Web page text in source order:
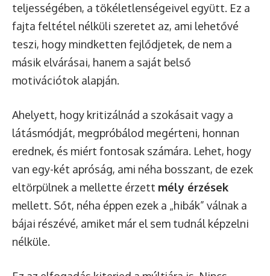
teljességében, a tökéletlenségeivel együtt. Ez a
fajta feltétel nélküli szeretet az, ami lehetővé
teszi, hogy mindketten fejlődjetek, de nem a
másik elvárásai, hanem a saját belső
motivációtok alapján.
Ahelyett, hogy kritizálnád a szokásait vagy a
látásmódját, megpróbálod megérteni, honnan
erednek, és miért fontosak számára. Lehet, hogy
van egy-két apróság, ami néha bosszant, de ezek
eltörpülnek a mellette érzett mély érzések
mellett. Sőt, néha éppen ezek a „hibák” válnak a
bájai részévé, amiket már el sem tudnál képzelni
nélküle.